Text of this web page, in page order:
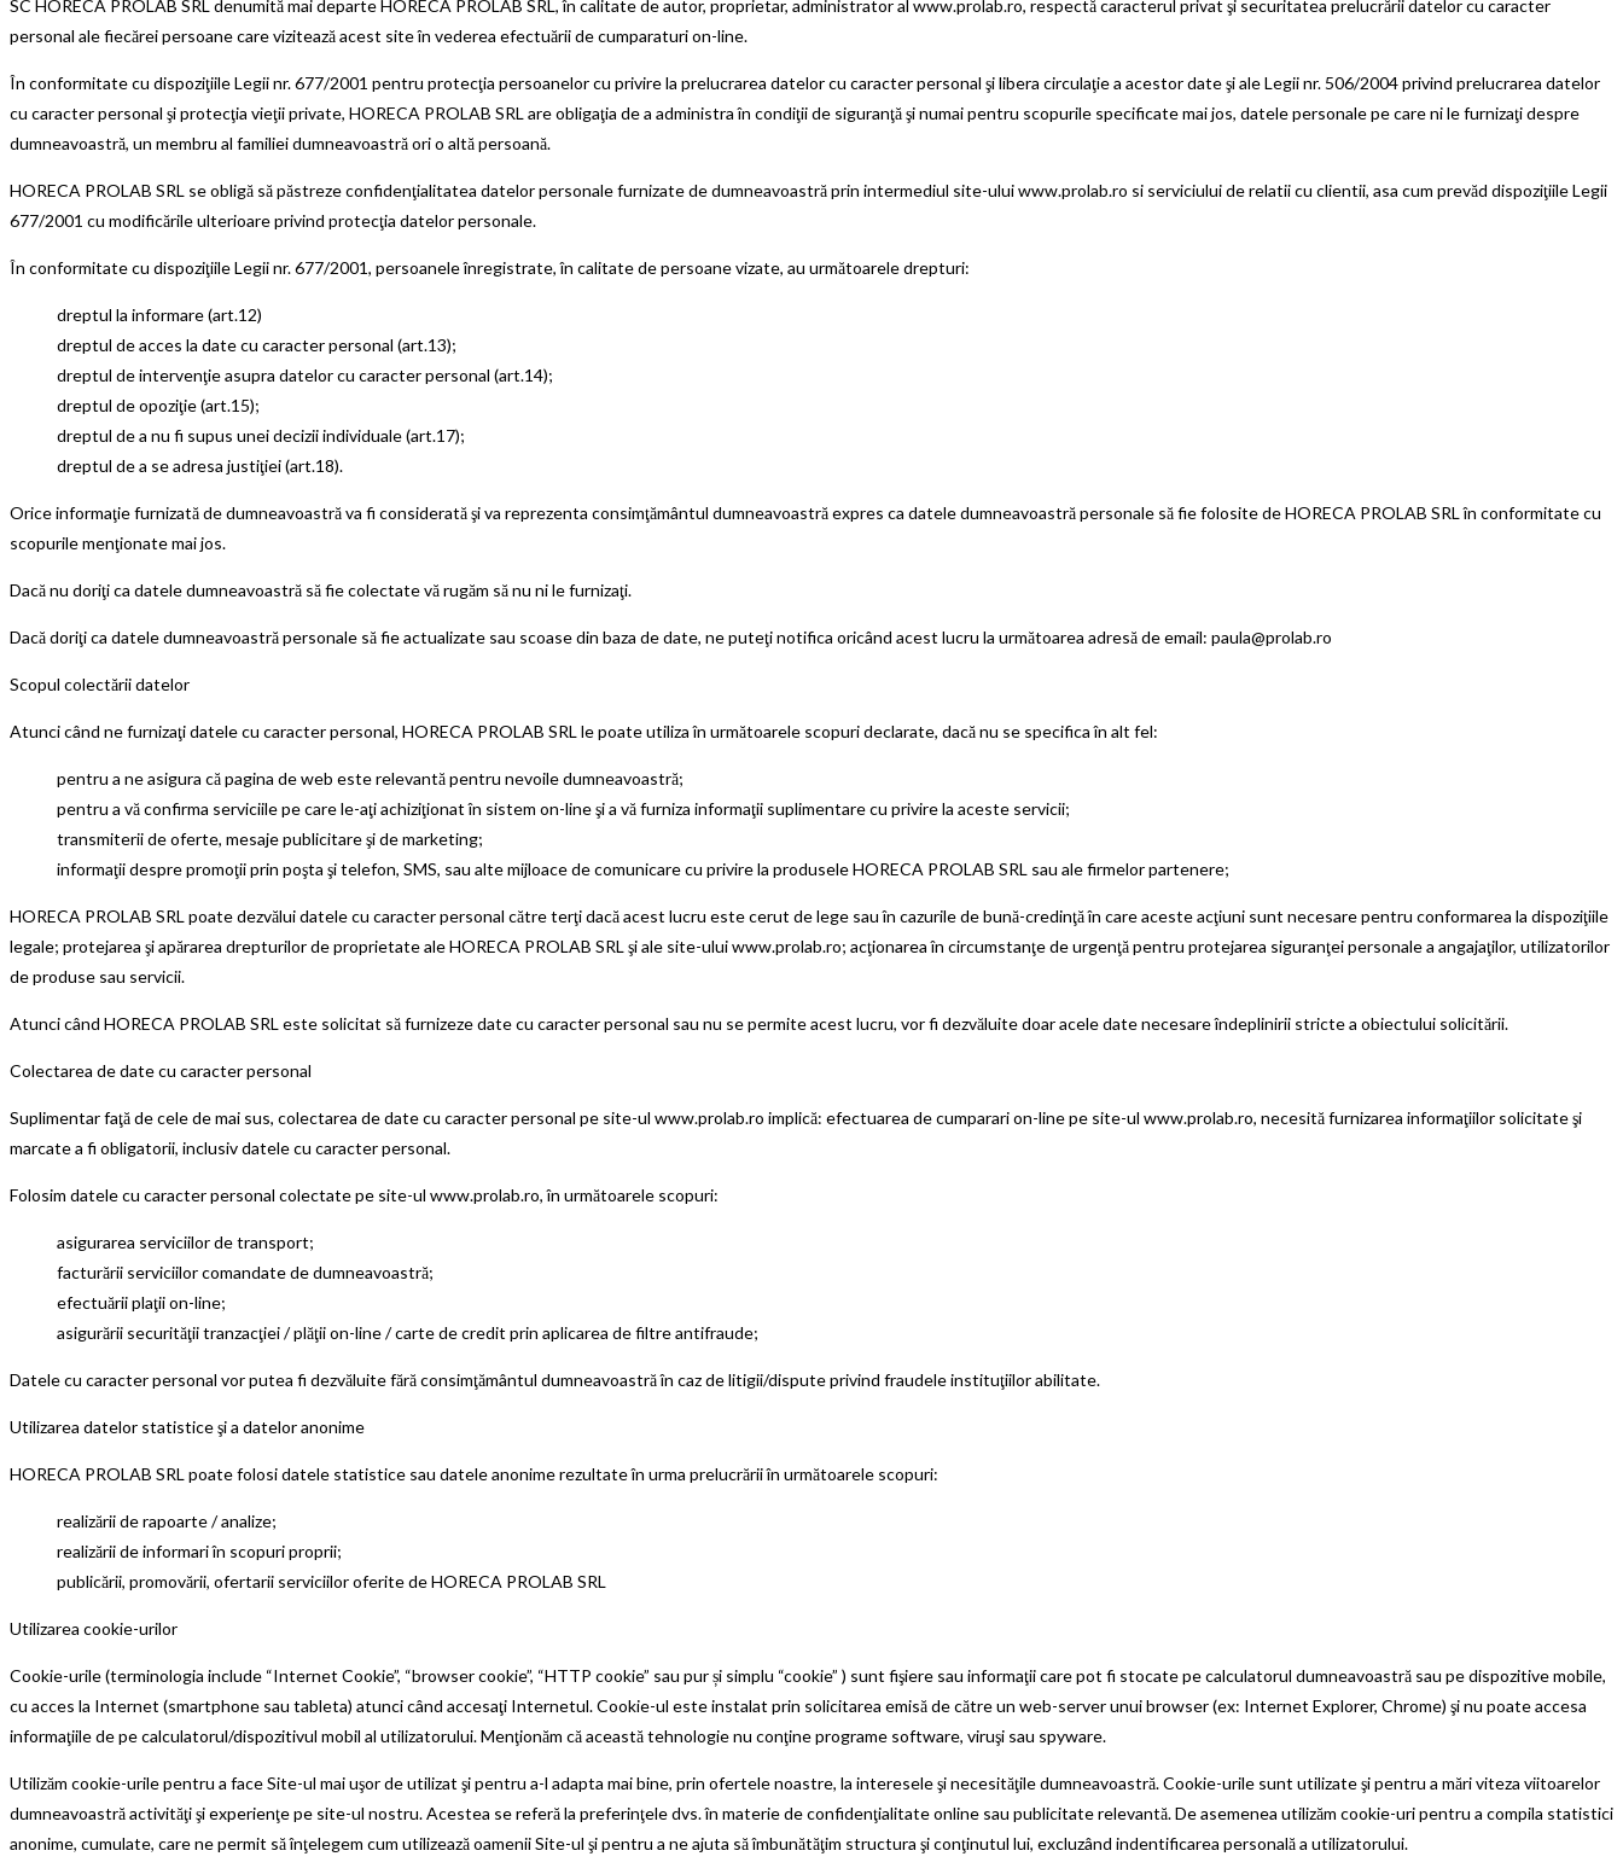
SC HORECA PROLAB SRL denumită mai departe HORECA PROLAB SRL, în calitate de autor, proprietar, administrator al www.prolab.ro, respectă caracterul privat şi securitatea prelucrării datelor cu caracter
personal ale fiecărei persoane care vizitează acest site în vederea efectuării de cumparaturi on-line.
În conformitate cu dispoziţiile Legii nr. 677/2001 pentru protecţia persoanelor cu privire la prelucrarea datelor cu caracter personal şi libera circulaţie a acestor date şi ale Legii nr. 506/2004 privind prelucrarea datelor
cu caracter personal şi protecţia vieţii private, HORECA PROLAB SRL are obligaţia de a administra în condiţii de siguranţă şi numai pentru scopurile specificate mai jos, datele personale pe care ni le furnizaţi despre
dumneavoastră, un membru al familiei dumneavoastră ori o altă persoană.
HORECA PROLAB SRL se obligă să păstreze confidenţialitatea datelor personale furnizate de dumneavoastră prin intermediul site-ului www.prolab.ro si serviciului de relatii cu clientii, asa cum prevăd dispoziţiile Legii
677/2001 cu modificările ulterioare privind protecţia datelor personale.
În conformitate cu dispoziţiile Legii nr. 677/2001, persoanele înregistrate, în calitate de persoane vizate, au următoarele drepturi:
dreptul la informare (art.12)
dreptul de acces la date cu caracter personal (art.13);
dreptul de intervenţie asupra datelor cu caracter personal (art.14);
dreptul de opoziţie (art.15);
dreptul de a nu fi supus unei decizii individuale (art.17);
dreptul de a se adresa justiţiei (art.18).
Orice informaţie furnizată de dumneavoastră va fi considerată şi va reprezenta consimţământul dumneavoastră expres ca datele dumneavoastră personale să fie folosite de HORECA PROLAB SRL în conformitate cu
scopurile menţionate mai jos.
Dacă nu doriţi ca datele dumneavoastră să fie colectate vă rugăm să nu ni le furnizaţi.
Dacă doriţi ca datele dumneavoastră personale să fie actualizate sau scoase din baza de date, ne puteţi notifica oricând acest lucru la următoarea adresă de email: paula@prolab.ro
Scopul colectării datelor
Atunci când ne furnizaţi datele cu caracter personal, HORECA PROLAB SRL le poate utiliza în următoarele scopuri declarate, dacă nu se specifica în alt fel:
pentru a ne asigura că pagina de web este relevantă pentru nevoile dumneavoastră;
pentru a vă confirma serviciile pe care le-aţi achiziţionat în sistem on-line şi a vă furniza informaţii suplimentare cu privire la aceste servicii;
transmiterii de oferte, mesaje publicitare şi de marketing;
informaţii despre promoţii prin poşta şi telefon, SMS, sau alte mijloace de comunicare cu privire la produsele HORECA PROLAB SRL sau ale firmelor partenere;
HORECA PROLAB SRL poate dezvălui datele cu caracter personal către terţi dacă acest lucru este cerut de lege sau în cazurile de bună-credinţă în care aceste acţiuni sunt necesare pentru conformarea la dispoziţiile
legale; protejarea şi apărarea drepturilor de proprietate ale HORECA PROLAB SRL şi ale site-ului www.prolab.ro; acţionarea în circumstanţe de urgenţă pentru protejarea siguranţei personale a angajaţilor, utilizatorilor
de produse sau servicii.
Atunci când HORECA PROLAB SRL este solicitat să furnizeze date cu caracter personal sau nu se permite acest lucru, vor fi dezvăluite doar acele date necesare îndeplinirii stricte a obiectului solicitării.
Colectarea de date cu caracter personal
Suplimentar faţă de cele de mai sus, colectarea de date cu caracter personal pe site-ul www.prolab.ro implică: efectuarea de cumparari on-line pe site-ul www.prolab.ro, necesită furnizarea informaţiilor solicitate şi
marcate a fi obligatorii, inclusiv datele cu caracter personal.
Folosim datele cu caracter personal colectate pe site-ul www.prolab.ro, în următoarele scopuri:
asigurarea serviciilor de transport;
facturării serviciilor comandate de dumneavoastră;
efectuării plaţii on-line;
asigurării securităţii tranzacţiei / plăţii on-line / carte de credit prin aplicarea de filtre antifraude;
Datele cu caracter personal vor putea fi dezvăluite fără consimţământul dumneavoastră în caz de litigii/dispute privind fraudele instituţiilor abilitate.
Utilizarea datelor statistice şi a datelor anonime
HORECA PROLAB SRL poate folosi datele statistice sau datele anonime rezultate în urma prelucrării în următoarele scopuri:
realizării de rapoarte / analize;
realizării de informari în scopuri proprii;
publicării, promovării, ofertarii serviciilor oferite de HORECA PROLAB SRL
Utilizarea cookie-urilor
Cookie-urile (terminologia include “Internet Cookie”, “browser cookie”, “HTTP cookie” sau pur și simplu “cookie” ) sunt fişiere sau informaţii care pot fi stocate pe calculatorul dumneavoastră sau pe dispozitive mobile,
cu acces la Internet (smartphone sau tableta) atunci când accesaţi Internetul. Cookie-ul este instalat prin solicitarea emisă de către un web-server unui browser (ex: Internet Explorer, Chrome) şi nu poate accesa
informaţiile de pe calculatorul/dispozitivul mobil al utilizatorului. Menţionăm că această tehnologie nu conţine programe software, viruşi sau spyware.
Utilizăm cookie-urile pentru a face Site-ul mai uşor de utilizat şi pentru a-l adapta mai bine, prin ofertele noastre, la interesele şi necesităţile dumneavoastră. Cookie-urile sunt utilizate şi pentru a mări viteza viitoarelor
dumneavoastră activităţi şi experienţe pe site-ul nostru. Acestea se referă la preferinţele dvs. în materie de confidenţialitate online sau publicitate relevantă. De asemenea utilizăm cookie-uri pentru a compila statistici
anonime, cumulate, care ne permit să înţelegem cum utilizează oamenii Site-ul şi pentru a ne ajuta să îmbunătăţim structura şi conţinutul lui, excluzând indentificarea personală a utilizatorului.